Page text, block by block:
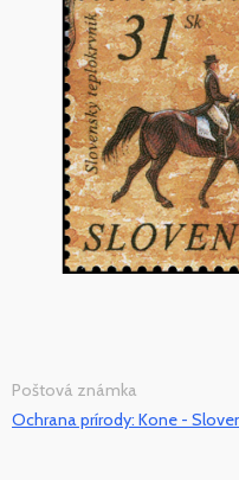
Poštová známka
Ochrana prírody: Kone -